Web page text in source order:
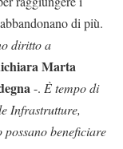
di più.
diritto a
Marta
-. È tempo di
Infrastrutture,
beneficiare